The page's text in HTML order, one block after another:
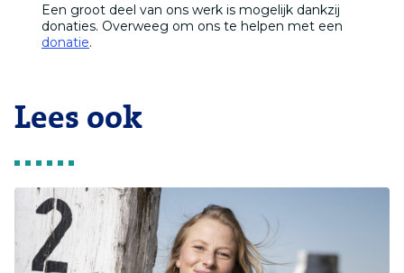
Een groot deel van ons werk is mogelijk dankzij
donaties. Overweeg om ons te helpen met een
donatie.
Lees ook